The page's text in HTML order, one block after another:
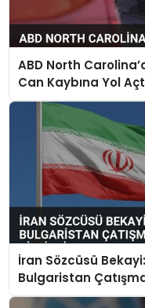
ABD North
Can Kaybına Yol
İran Sözcüsü
Bulgaristan
Bildirdi